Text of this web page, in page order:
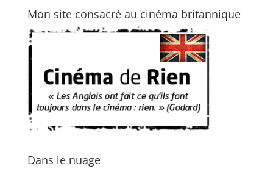
Mon site consacré au cinéma britannique
Dans le nuage